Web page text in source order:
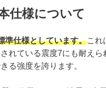
仕様について
準仕様としています。これ
れている震度7にも耐え
る強度を誇ります。